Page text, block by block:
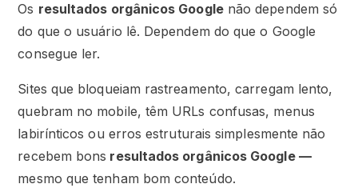
Os resultados orgânicos Googlenão dependem só
do que o usuário lê. Dependem do que o Google
consegue ler.
Sites que bloqueiam rastreamento, carregam lento,
quebram no mobile, têm URLs confusas, menus
labirínticos ou erros estruturais simplesmente não
recebem bons resultados orgânicos Google —
mesmo que tenham bom conteúdo.